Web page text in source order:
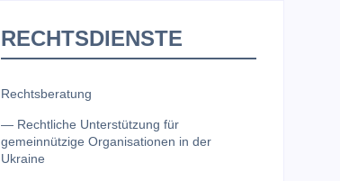
RECHTSDIENSTE
Rechtsberatung
— Rechtliche Unterstützung für
gemeinnützige Organisationen in der
Ukraine